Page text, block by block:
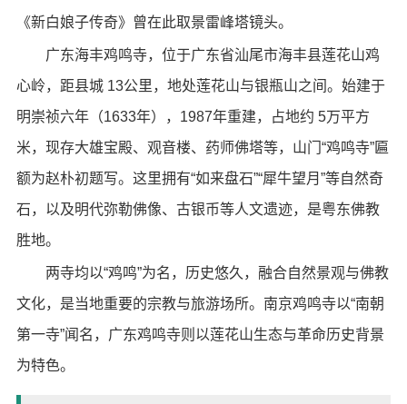
《新白娘子传奇》曾在此取景雷峰塔镜头。
广东海丰鸡鸣寺，位于广东省汕尾市海丰县莲花山鸡
心岭，距县城 13公里，地处莲花山与银瓶山之间。始建于
明崇祯六年（1633年），1987年重建，占地约 5万平方
米，现存大雄宝殿、观音楼、药师佛塔等，山门“鸡鸣寺”匾
额为赵朴初题写。这里拥有“如来盘石”“犀牛望月”等自然奇
石，以及明代弥勒佛像、古银币等人文遗迹，是粤东佛教
胜地。
两寺均以“鸡鸣”为名，历史悠久，融合自然景观与佛教
文化，是当地重要的宗教与旅游场所。南京鸡鸣寺以“南朝
第一寺”闻名，广东鸡鸣寺则以莲花山生态与革命历史背景
为特色。